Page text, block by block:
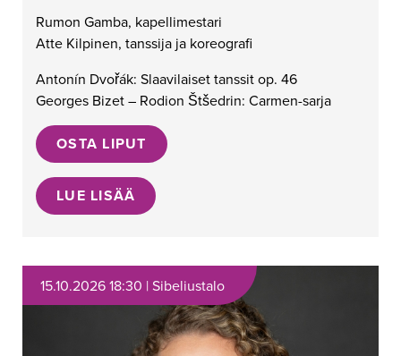
Rumon Gamba, kapellimestari
Atte Kilpinen, tanssija ja koreografi
Antonín Dvořák: Slaavilaiset tanssit op. 46
Georges Bizet – Rodion Štšedrin: Carmen-sarja
OSTA LIPUT
LUE LISÄÄ
15.10.2026 18:30 | Sibeliustalo